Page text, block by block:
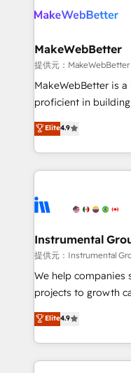
winning design to
marketing
fuel long-term success We connect the
customer lifecycle
ensure long-term
and service to drive
HubSpot
teams has worked with
explore whether S2
MakeWebBetter
提供元：MakeWebBetter
MakeWebBetter is
proficient in
operational
growing tech-
hands you the
eminent solutions &
Elite Partners with
Premier Partner
Won HubSpot
HubSpot Rising Star Why us? Harnessing the full
potential of the powerful
HubSpot
Hourly-fee
Elite4.9
Instrumental
提供元：Instrumental
We help companies
projects to growth
Hire an agency
HubSpot and willing
team to simplify
experience for your
Elite4.9